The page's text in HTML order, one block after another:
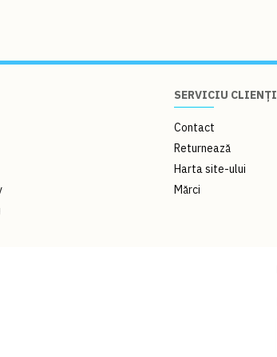
SERVICIU CLIENȚI
Contact
Returnează
Harta site-ului
Mărci